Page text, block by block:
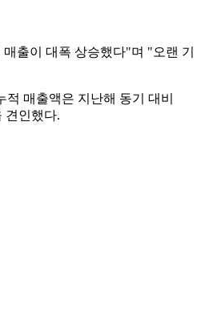
출이 대폭 상승했다"며 "오랜 기
매출액은 지난해 동기 대비
견인했다.